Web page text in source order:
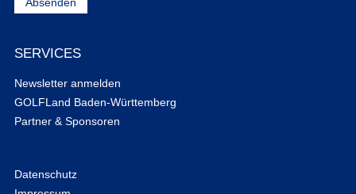
SERVICES
Newsletter anmelden
GOLFLand Baden-Württemberg
Partner & Sponsoren
Datenschutz